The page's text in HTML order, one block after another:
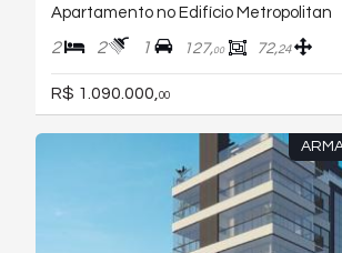
Apartamento no Edifício Metropolitan
2 2 1 127,00 72,24
R$ 1.090.000,00